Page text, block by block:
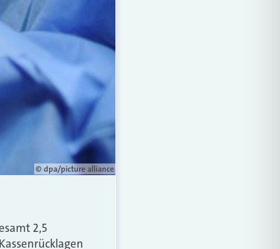
© dpa/picture alliance
2,5